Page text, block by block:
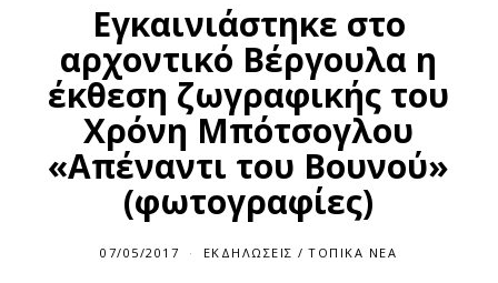
Εγκαινιάστηκε στο
αρχοντικό Βέργουλα η
έκθεση ζωγραφικής του
Χρόνη Μπότσογλου
«Απέναντι του Βουνού»
(φωτογραφίες)
07/05/2017 ΕΚΔΗΛΏΣΕΙΣ / ΤΟΠΙΚΆ ΝΈΑ